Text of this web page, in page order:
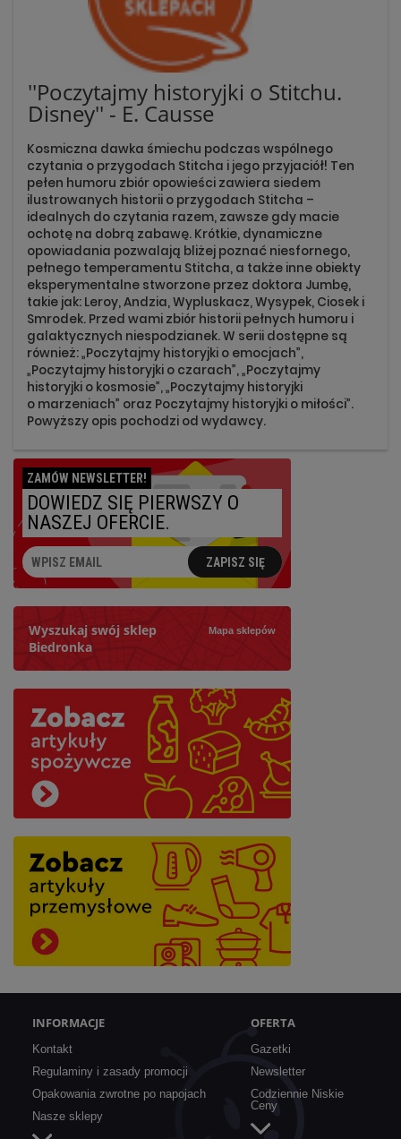
''Poczytajmy historyjki o Stitchu.
Disney'' - E. Causse
Kosmiczna dawka śmiechu podczas wspólnego
czytania o przygodach Stitcha i jego przyjaciół! Ten
pełen humoru zbiór opowieści zawiera siedem
ilustrowanych historii o przygodach Stitcha –
idealnych do czytania razem, zawsze gdy macie
ochotę na dobrą zabawę. Krótkie, dynamiczne
opowiadania pozwalają bliżej poznać niesfornego,
pełnego temperamentu Stitcha, a także inne obiekty
eksperymentalne stworzone przez doktora Jumbę,
takie jak: Leroy, Andzia, Wypluskacz, Wysypek, Ciosek i
Smrodek. Przed wami zbiór historii pełnych humoru i
galaktycznych niespodzianek. W serii dostępne są
również: „Poczytajmy historyjki o emocjach”,
„Poczytajmy historyjki o czarach”, „Poczytajmy
historyjki o kosmosie”, „Poczytajmy historyjki
o marzeniach” oraz Poczytajmy historyjki o miłości”.
Powyższy opis pochodzi od wydawcy.
ZAMÓW NEWSLETTER!
DOWIEDZ SIĘ PIERWSZY O
NASZEJ OFERCIE.
ZAPISZ SIĘ
Wyszukaj swój sklep
Biedronka
Mapa sklepów
Szukaj
Najbliższy:
INFORMACJE
Kontakt
Regulaminy i zasady promocji
Opakowania zwrotne po napojach
Nasze sklepy
OFERTA
Gazetki
Newsletter
Codziennie Niskie
Ceny